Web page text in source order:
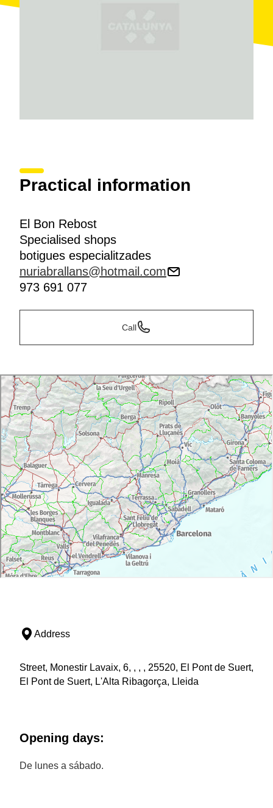
Practical information
El Bon Rebost
Specialised shops
botigues especialitzades
nuriabrallans@hotmail.com
973 691 077
Call
Address
Street, Monestir Lavaix, 6, , , , 25520, El Pont de Suert,
El Pont de Suert, L'Alta Ribagorça, Lleida
Opening days:
De lunes a sábado.